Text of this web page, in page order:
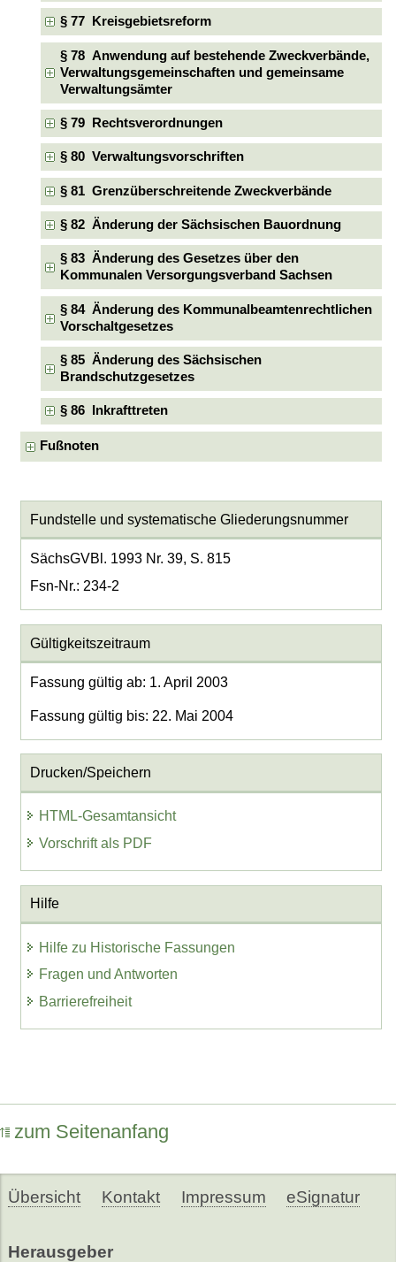
§ 77 Kreisgebietsreform
§ 78 Anwendung auf bestehende Zweckverbände,
Verwaltungsgemeinschaften und gemeinsame
Verwaltungsämter
§ 79 Rechtsverordnungen
§ 80 Verwaltungsvorschriften
§ 81 Grenzüberschreitende Zweckverbände
§ 82 Änderung der Sächsischen Bauordnung
§ 83 Änderung des Gesetzes über den
Kommunalen Versorgungsverband Sachsen
§ 84 Änderung des Kommunalbeamtenrechtlichen
Vorschaltgesetzes
§ 85 Änderung des Sächsischen
Brandschutzgesetzes
§ 86 Inkrafttreten
Fußnoten
Fundstelle und systematische Gliederungsnummer
SächsGVBl. 1993 Nr. 39, S. 815
Fsn-Nr.: 234-2
Gültigkeitszeitraum
Fassung gültig ab: 1. April 2003
Fassung gültig bis: 22. Mai 2004
Drucken/Speichern
HTML-Gesamtansicht
Vorschrift als PDF
Hilfe
Hilfe zu Historische Fassungen
Fragen und Antworten
Barrierefreiheit
zum Seitenanfang
Übersicht Kontakt Impressum eSignatur
Herausgeber